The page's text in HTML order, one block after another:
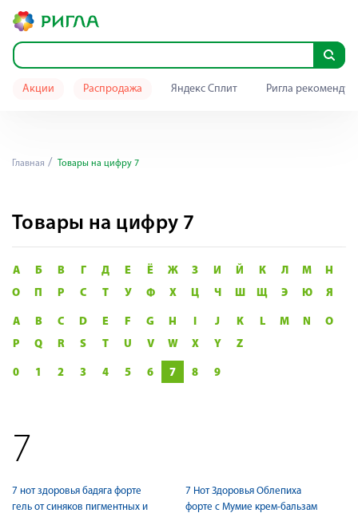
Акции Распродажа Яндекс Сплит Ригла
Главная Товары на цифру 7
Товары на цифру 7
А Б В Г Д Е Ё Ж З И Й К Л М
Н
О
П Р С Т У Ф Х Ц Ч Ш Щ Э Ю Я
A B C D E F G H I J K L M N
O
P
Q R S T U V W X Y Z
0 1 2 3 4 5 6 7 8 9
7
7 нот здоровья бадяга форте
гель от синяков пигментных и
7 Нот Здоровья Облепиха
форте с Мумие крем-бальзам